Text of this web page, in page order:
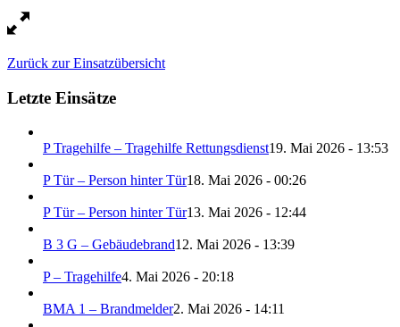
Zurück zur Einsatzübersicht
Letzte Einsätze
P Tragehilfe – Tragehilfe Rettungsdienst19. Mai 2026 - 13:53
P Tür – Person hinter Tür18. Mai 2026 - 00:26
P Tür – Person hinter Tür13. Mai 2026 - 12:44
B 3 G – Gebäudebrand12. Mai 2026 - 13:39
P – Tragehilfe4. Mai 2026 - 20:18
BMA 1 – Brandmelder2. Mai 2026 - 14:11